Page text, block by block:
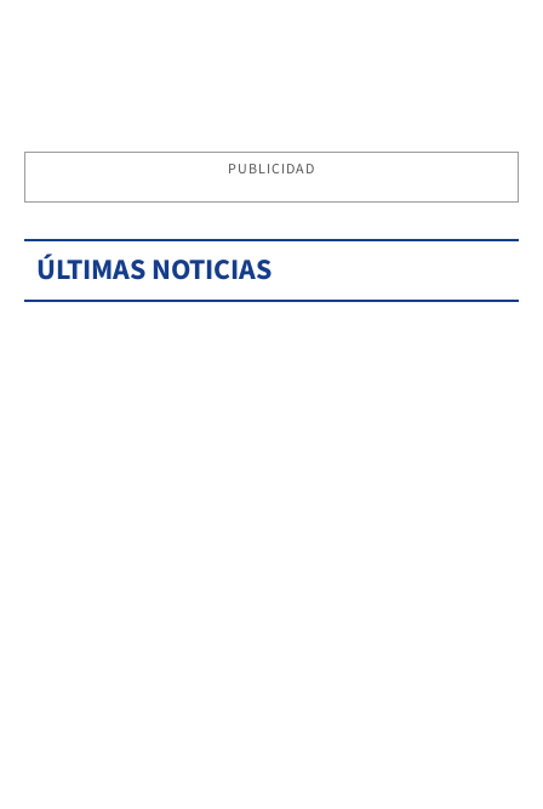
PUBLICIDAD
ÚLTIMAS NOTICIAS